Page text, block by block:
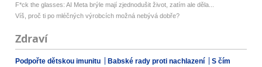
F*ck the glasses: AI Meta brýle mají zjednodušit život, zatím ale děla...
Víš, proč ti po mléčných výrobcích možná nebývá dobře?
Zdraví
Podpořte dětskou imunitu Babské rady proti nachlazení
S čím